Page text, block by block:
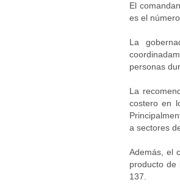
El
es el
La
personas
La
costero en
a sectores
Además, el
producto de
137.